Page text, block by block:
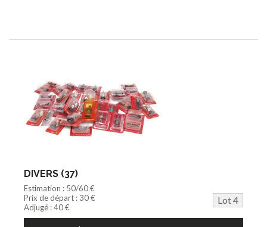
DIVERS (37)
Estimation : 50/60 €
Prix de départ : 30 €
Lot 4
Adjugé : 40 €